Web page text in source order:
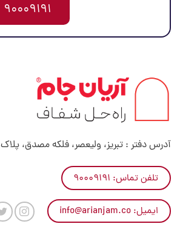
۹۰۰۰۹۱۹۱
آدرس دفتر : تبریز، ولیعصر، فلکه مصدق، پلاک 28، طبقه 2
تلفن تماس: ۹۰۰۰۹۱۹۱
ایمیل: info@arianjam.co